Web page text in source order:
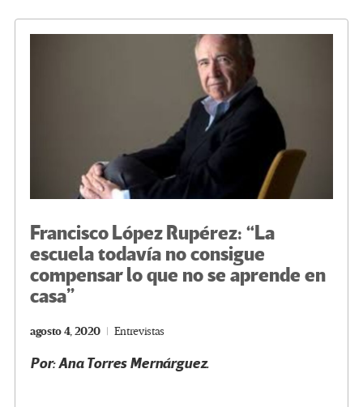
o
m n
ar
tir
Francisco López Rupérez: “La
escuela todavía no consigue
compensar lo que no se aprende en
casa”
agosto 4, 2020 Entrevistas
Por: Ana Torres Mernárguez.